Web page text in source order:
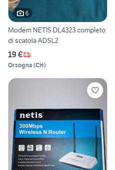
6
Modem NETIS DL4323 completo
di scatola ADSL2
19 €
Orsogna (CH)